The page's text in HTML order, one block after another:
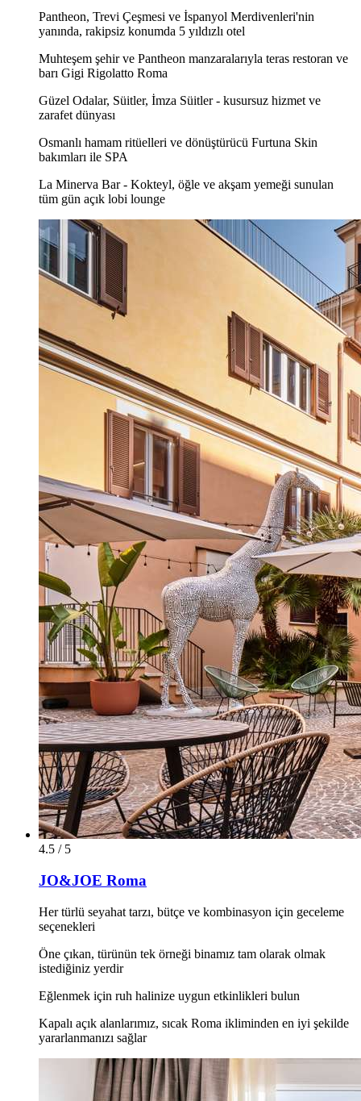
Pantheon, Trevi Çeşmesi ve İspanyol Merdivenleri'nin
yanında, rakipsiz konumda 5 yıldızlı otel
Muhteşem şehir ve Pantheon manzaralarıyla teras restoran ve
barı Gigi Rigolatto Roma
Güzel Odalar, Süitler, İmza Süitler - kusursuz hizmet ve
zarafet dünyası
Osmanlı hamam ritüelleri ve dönüştürücü Furtuna Skin
bakımları ile SPA
La Minerva Bar - Kokteyl, öğle ve akşam yemeği sunulan
tüm gün açık lobi lounge
4.5 / 5
JO&JOE Roma
Her türlü seyahat tarzı, bütçe ve kombinasyon için geceleme
seçenekleri
Öne çıkan, türünün tek örneği binamız tam olarak olmak
istediğiniz yerdir
Eğlenmek için ruh halinize uygun etkinlikleri bulun
Kapalı açık alanlarımız, sıcak Roma ikliminden en iyi şekilde
yararlanmanızı sağlar